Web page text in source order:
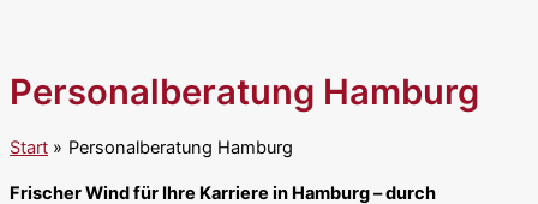
Personalberatung Hamburg
Start Personalberatung Hamburg
Frischer Wind für Ihre Karriere in Hamburg – durch